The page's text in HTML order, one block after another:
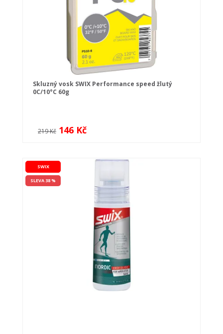
Skluzný vosk SWIX Performance speed žlutý
0C/10°C 60g
219 Kč 146 Kč
SWIX
SLEVA 38 %